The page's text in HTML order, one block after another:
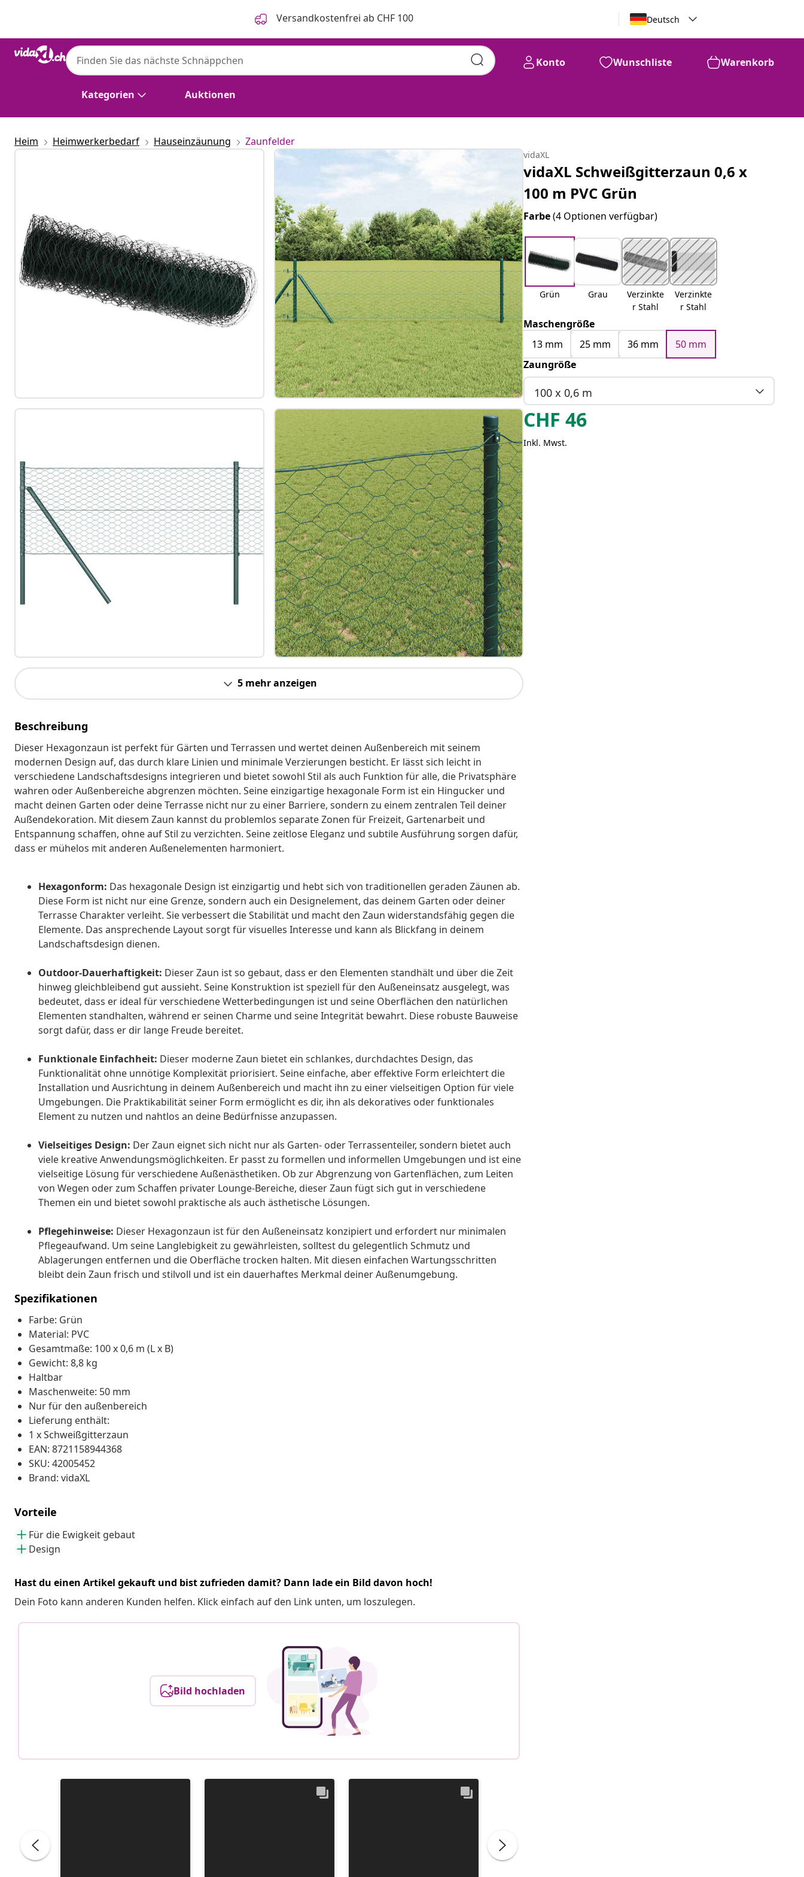
Versandkostenfrei ab CHF 100 Deutsch
Kategorien Auktionen
Konto Wunschliste Warenkorb
Heim Heimwerkerbedarf Hauseinzäunung Zaunfelder
5 mehr anzeigen
Beschreibung
Dieser Hexagonzaun ist perfekt für Gärten und Terrassen und wertet deinen Außenbereich mit seinem
modernen Design auf, das durch klare Linien und minimale Verzierungen besticht. Er lässt sich leicht in
verschiedene Landschaftsdesigns integrieren und bietet sowohl Stil als auch Funktion für alle, die Privatsphäre
wahren oder Außenbereiche abgrenzen möchten. Seine einzigartige hexagonale Form ist ein Hingucker und
macht deinen Garten oder deine Terrasse nicht nur zu einer Barriere, sondern zu einem zentralen Teil deiner
Außendekoration. Mit diesem Zaun kannst du problemlos separate Zonen für Freizeit, Gartenarbeit und
Entspannung schaffen, ohne auf Stil zu verzichten. Seine zeitlose Eleganz und subtile Ausführung sorgen dafür,
dass er mühelos mit anderen Außenelementen harmoniert.
Hexagonform: Das hexagonale Design ist einzigartig und hebt sich von traditionellen geraden Zäunen ab.
Diese Form ist nicht nur eine Grenze, sondern auch ein Designelement, das deinem Garten oder deiner
Terrasse Charakter verleiht. Sie verbessert die Stabilität und macht den Zaun widerstandsfähig gegen die
Elemente. Das ansprechende Layout sorgt für visuelles Interesse und kann als Blickfang in deinem
Landschaftsdesign dienen.
Outdoor-Dauerhaftigkeit: Dieser Zaun ist so gebaut, dass er den Elementen standhält und über die Zeit
hinweg gleichbleibend gut aussieht. Seine Konstruktion ist speziell für den Außeneinsatz ausgelegt, was
bedeutet, dass er ideal für verschiedene Wetterbedingungen ist und seine Oberflächen den natürlichen
Elementen standhalten, während er seinen Charme und seine Integrität bewahrt. Diese robuste Bauweise
sorgt dafür, dass er dir lange Freude bereitet.
Funktionale Einfachheit: Dieser moderne Zaun bietet ein schlankes, durchdachtes Design, das
Funktionalität ohne unnötige Komplexität priorisiert. Seine einfache, aber effektive Form erleichtert die
Installation und Ausrichtung in deinem Außenbereich und macht ihn zu einer vielseitigen Option für viele
Umgebungen. Die Praktikabilität seiner Form ermöglicht es dir, ihn als dekoratives oder funktionales
Element zu nutzen und nahtlos an deine Bedürfnisse anzupassen.
Vielseitiges Design: Der Zaun eignet sich nicht nur als Garten- oder Terrassenteiler, sondern bietet auch
viele kreative Anwendungsmöglichkeiten. Er passt zu formellen und informellen Umgebungen und ist eine
vielseitige Lösung für verschiedene Außenästhetiken. Ob zur Abgrenzung von Gartenflächen, zum Leiten
von Wegen oder zum Schaffen privater Lounge-Bereiche, dieser Zaun fügt sich gut in verschiedene
Themen ein und bietet sowohl praktische als auch ästhetische Lösungen.
Pflegehinweise: Dieser Hexagonzaun ist für den Außeneinsatz konzipiert und erfordert nur minimalen
Pflegeaufwand. Um seine Langlebigkeit zu gewährleisten, solltest du gelegentlich Schmutz und
Ablagerungen entfernen und die Oberfläche trocken halten. Mit diesen einfachen Wartungsschritten
bleibt dein Zaun frisch und stilvoll und ist ein dauerhaftes Merkmal deiner Außenumgebung.
Spezifikationen
Farbe: Grün
Material: PVC
Gesamtmaße: 100 x 0,6 m (L x B)
Gewicht: 8,8 kg
Haltbar
Maschenweite: 50 mm
Nur für den außenbereich
Lieferung enthält:
1 x Schweißgitterzaun
EAN: 8721158944368
SKU: 42005452
Brand: vidaXL
Vorteile
Für die Ewigkeit gebaut
Design
Hast du einen Artikel gekauft und bist zufrieden damit? Dann lade ein Bild davon hoch!
Dein Foto kann anderen Kunden helfen. Klick einfach auf den Link unten, um loszulegen.
Bild hochladen
vidaXL
vidaXL Schweißgitterzaun 0,6 x
100 m PVC Grün
Farbe(4 Optionen verfügbar)
Grün Grau
Verzinkte
r Stahl
Verzinkte
r Stahl
Maschengröße
13 mm
25 mm 36 mm
50 mm
Zaungröße
100 x 0,6 m
CHF 46
Inkl. Mwst.